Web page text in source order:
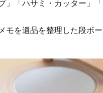
「ハサミ・カッター」
を遺品を整理した段ボ